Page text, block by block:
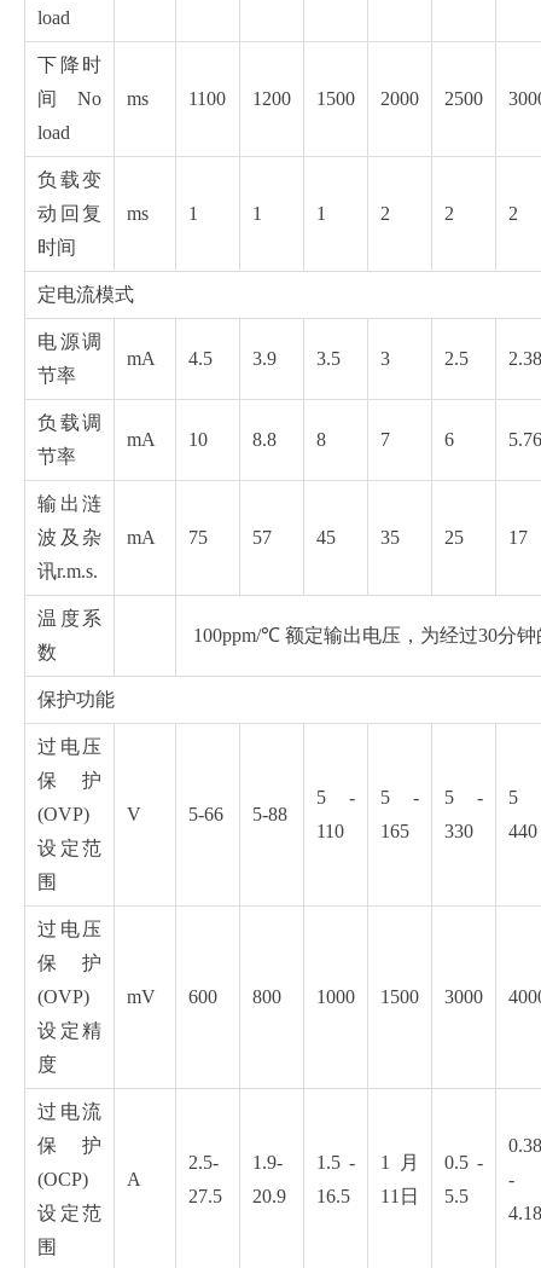
load
下降时
间No
load
ms 1100 1200 1500 2000 2500
负载变
动回复
时间
ms 1 1 1 2 2 2
定电流模式
电源调
节率
mA 4.5 3.9 3.5 3 2.5 2.38
负载调
节率
mA 10 8.8 8 7 6 5.76
输出涟
波及杂
讯r.m.s.
mA 75 57 45 35 25 17
温度系
数
100ppm/℃ 额定输出电压，为经过30分钟
保护功能
过电压
保护
(OVP)
设定范
围
V 5-66 5-88
5 -
110
5 -
165
5 -
330
5
440
过电压
保护
(OVP)
设定精
度
mV 600 800 1000 1500 3000
过电流
保护
(OCP)
设定范
围
A
2.5-
27.5
1.9-
20.9
1.5 -
16.5
1月
11日
0.5 -
5.5
0.38
-
4.18